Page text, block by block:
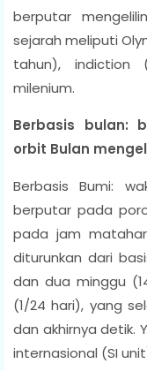
berputar
sejarah meliputi
tahun), indiction
milenium.
Berbasis bulan:
orbit Bulan
Berbasis Bumi:
berputar pada
pada jam
diturunkan dari
dan dua minggu
(1/24 hari), yang
dan akhirnya detik.
internasional (SI